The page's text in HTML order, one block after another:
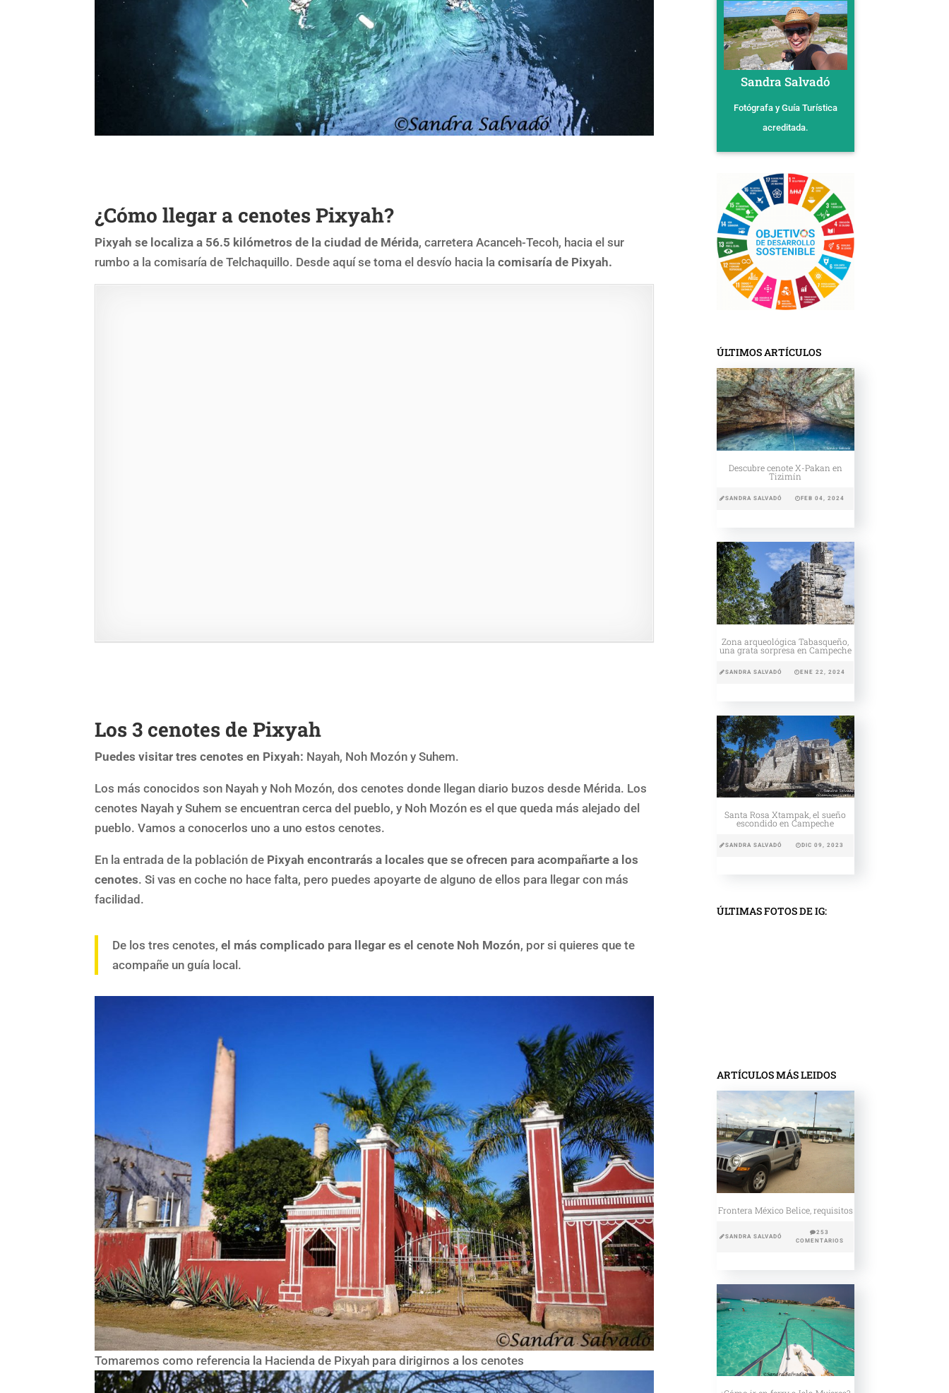
¿Cómo llegar a cenotes Pixyah?
Pixyah se localiza a 56.5 kilómetros de la ciudad de Mérida, carretera Acanceh-Tecoh, hacia el sur
rumbo a la comisaría de Telchaquillo. Desde aquí se toma el desvío hacia la comisaría de Pixyah.
Los 3 cenotes de Pixyah
Puedes visitar tres cenotes en Pixyah: Nayah, Noh Mozón y Suhem.
Los más conocidos son Nayah y Noh Mozón, dos cenotes donde llegan diario buzos desde Mérida. Los
cenotes Nayah y Suhem se encuentran cerca del pueblo, y Noh Mozón es el que queda más alejado del
pueblo. Vamos a conocerlos uno a uno estos cenotes.
En la entrada de la población de Pixyah encontrarás a locales que se ofrecen para acompañarte a los
cenotes. Si vas en coche no hace falta, pero puedes apoyarte de alguno de ellos para llegar con más
facilidad.
De los tres cenotes,el más complicado para llegar es el cenote Noh Mozón, por si quieres que te
acompañe un guía local.
Tomaremos como referencia la Hacienda de Pixyah para dirigirnos a los cenotes
Sandra Salvadó
Fotógrafa y Guía Turística
acreditada.
ÚLTIMOS ARTÍCULOS
Descubre cenote X-Pakan en
Tizimín
SANDRA SALVADÓ FEB 04, 2024
Zona arqueológica Tabasqueño,
una grata sorpresa en Campeche
SANDRA SALVADÓ ENE 22, 2024
Santa Rosa Xtampak, el sueño
escondido en Campeche
SANDRA SALVADÓ DIC 09, 2023
ÚLTIMAS FOTOS DE IG:
ARTÍCULOS MÁS LEIDOS
Frontera México Belice, requisitos
SANDRA SALVADÓ
253
COMENTARIOS